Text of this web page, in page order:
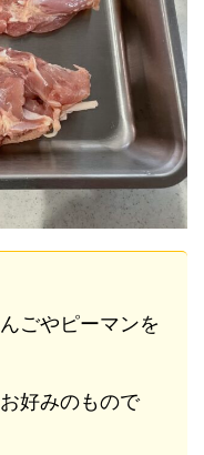
ごやピーマンを
好みのもので